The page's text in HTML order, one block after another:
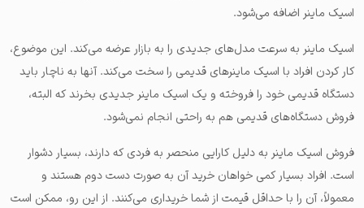
اسیک ماینر اضافه می‌شود.
اسیک ماینر به سرعت مدل‌های جدیدی را به بازار عرضه می‌کند. این موضوع،
کار کردن افراد با اسیک ماینرهای قدیمی را سخت می‌کند. آنها به ناچار باید
دستگاه قدیمی خود را فروخته و یک اسیک ماینر جدیدی بخرند که البته،
فروش دستگاه‌های قدیمی هم به راحتی انجام نمی‌شود.
فروش اسیک ماینر به دلیل کارایی منحصر به فردی که دارند، بسیار دشوار
است. افراد بسیار کمی خواهان خرید آن به صورت دست دوم هستند و
معمولاً، آن را با حداقل قیمت از شما خریداری می‌کنند. از این رو، ممکن است